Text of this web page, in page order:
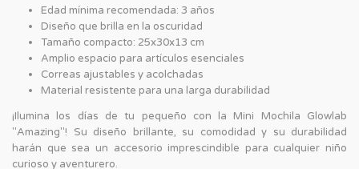
Edad mínima recomendada: 3 años
Diseño que brilla en la oscuridad
Tamaño compacto: 25x30x13 cm
Amplio espacio para artículos esenciales
Correas ajustables y acolchadas
Material resistente para una larga durabilidad
¡Ilumina los días de tu pequeño con la Mini Mochila Glowlab
"Amazing"! Su diseño brillante, su comodidad y su durabilidad
harán que sea un accesorio imprescindible para cualquier niño
curioso y aventurero.